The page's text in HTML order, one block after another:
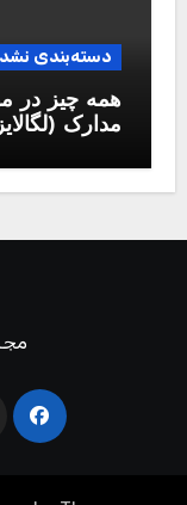
دسته‌بندی
همه چیز در
مدارک